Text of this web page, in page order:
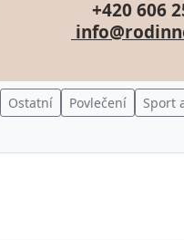
+420 606
Ostatní Povlečení Sport